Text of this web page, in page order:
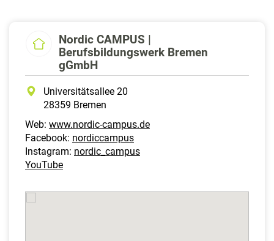
Nordic CAMPUS |
Berufsbildungswerk Bremen
gGmbH
Universitätsallee 20
28359 Bremen
Web: www.nordic-campus.de
Facebook: nordiccampus
Instagram: nordic_campus
YouTube